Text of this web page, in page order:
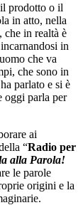
prodotto o il
in atto, nella
che in realtà è
in
che va
che sono in
parlato e si è
oggi parla per
ai
“Radio per
alla Parola!
le parole
origini e la